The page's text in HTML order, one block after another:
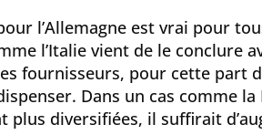
l’Allemagne est vrai pour
l’Italie vient de le conclure
fournisseurs, pour cette part
Dans un cas comme la
plus diversifiées, il suffirait